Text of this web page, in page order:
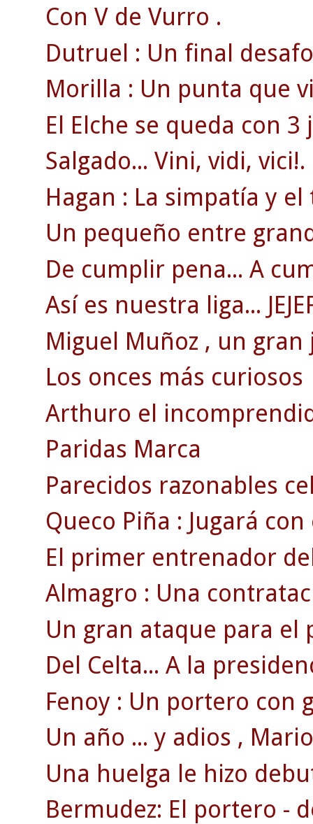
Con V de Vurro .
Dutruel : Un final
Morilla : Un punta que
El Elche se queda con
Salgado... Vini, vidi, vici!.
Hagan : La simpatía y
Un pequeño entre
De cumplir pena... A
Así es nuestra liga...
Miguel Muñoz , un
Los onces más curiosos
Arthuro el
Paridas Marca
Parecidos razonables
Queco Piña : Jugará
El primer entrenador
Almagro : Una
Un gran ataque para el
Del Celta... A la
Fenoy : Un portero con
Un año ... y adios ,
Una huelga le hizo
Bermudez: El portero -